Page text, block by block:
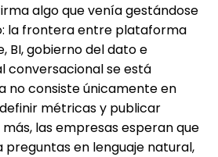
algo que venía gestándose
la frontera entre plataforma
BI, gobierno del dato e
conversacional se está
no consiste únicamente en
métricas y publicar
las empresas esperan que
preguntas en lenguaje natural,